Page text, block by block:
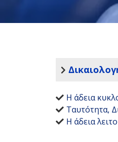
Η άδεια
Ταυτότητα,
Η άδεια